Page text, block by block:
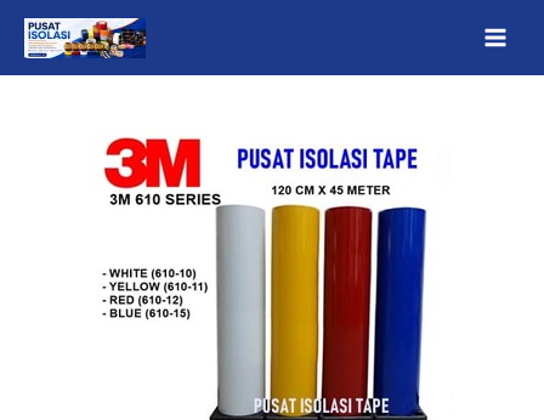
navigation